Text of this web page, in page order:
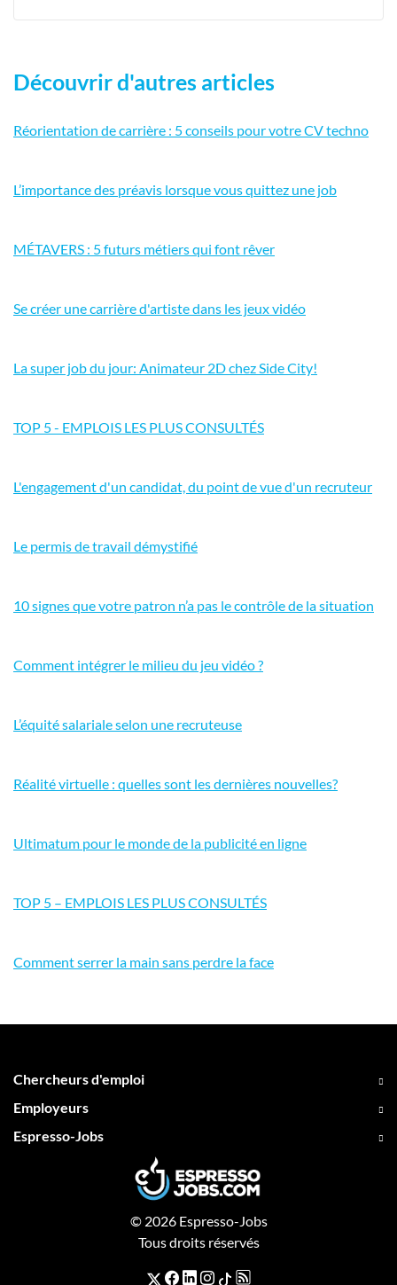
Découvrir d'autres articles
Réorientation de carrière : 5 conseils pour votre CV techno
L’importance des préavis lorsque vous quittez une job
MÉTAVERS : 5 futurs métiers qui font rêver
Se créer une carrière d'artiste dans les jeux vidéo
La super job du jour: Animateur 2D chez Side City!
TOP 5 - EMPLOIS LES PLUS CONSULTÉS
L'engagement d'un candidat, du point de vue d'un recruteur
Le permis de travail démystifié
10 signes que votre patron n’a pas le contrôle de la situation
Comment intégrer le milieu du jeu vidéo ?
L’équité salariale selon une recruteuse
Réalité virtuelle : quelles sont les dernières nouvelles?
Ultimatum pour le monde de la publicité en ligne
TOP 5 – EMPLOIS LES PLUS CONSULTÉS
Comment serrer la main sans perdre la face
Chercheurs d'emploi
Employeurs
Espresso-Jobs
© 2026 Espresso-Jobs
Tous droits réservés